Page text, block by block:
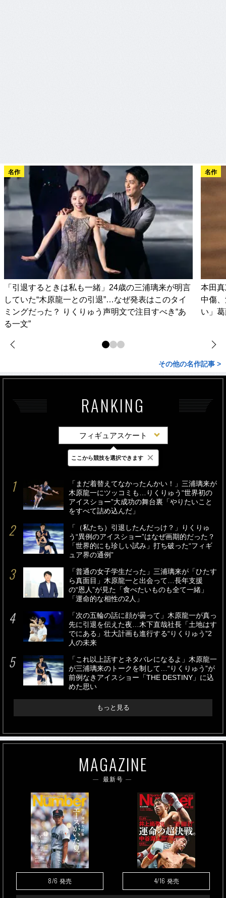
名作
「引退するときは私も一緒」24歳の三浦璃来が明言
していた“木原龍一との引退”…なぜ発表はこのタイ
ミングだった？ りくりゅう声明文で注目すべき“あ
る一文”
名作
本田
中傷
い」
その他の名作記事 >
RANKING
フィギュアスケート
最新 24時間 週間
「まだ着替えてなかったんかい！」三浦璃来が
木原龍一にツッコミも…りくりゅう“世界初の
アイスショー”大成功の舞台裏「やりたいこと
をすべて詰め込んだ」
「（私たち）引退したんだっけ？」りくりゅ
う“異例のアイスショー”はなぜ画期的だった？
「世界的にも珍しい試み」打ち破った“フィギ
ュア界の通例”
「普通の女子学生だった」三浦璃来が「ひたす
ら真面目」木原龍一と出会って…長年支援
の“恩人”が見た「食べたいものも全て一緒」
「運命的な相性の2人」
「次の五輪の話に顔が曇って」木原龍一が真っ
先に引退を伝えた夜…木下直哉社長「土地はす
でにある」壮大計画も進行する“りくりゅう”2
人の未来
「これ以上話すとネタバレになるよ」木原龍一
が三浦璃来のトークを制して…“りくりゅう”が
前例なきアイスショー「THE DESTINY」に込
めた思い
もっと見る
MAGAZINE
最新号
8/6 発売 4/16 発売
ここから競技を選択できます ×